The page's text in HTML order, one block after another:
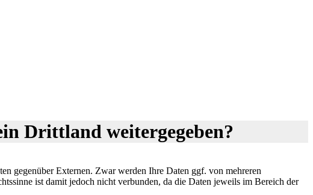
Drittland weitergegeben?
gegenüber Externen. Zwar werden Ihre Daten ggf. von mehreren
ist damit jedoch nicht verbunden, da die Daten jeweils im Bereich der